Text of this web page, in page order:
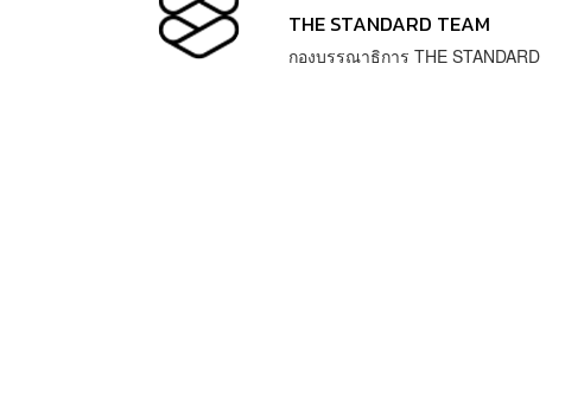
THE STANDARD TEAM
กองบรรณาธิการ THE STANDARD